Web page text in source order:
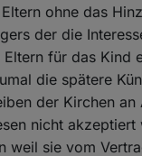
ohne das
der die
für das Kind
die spätere
der Kirchen an
nicht akzeptiert
weil sie vom